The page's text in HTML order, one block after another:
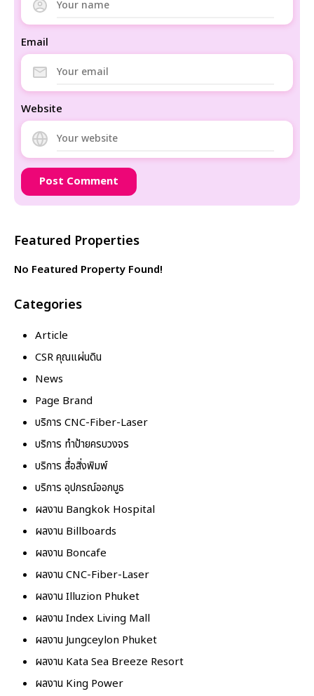
Email
Website
Featured Properties
No Featured Property Found!
Categories
Article
CSR คุณแผ่นดิน
News
Page Brand
บริการ CNC-Fiber-Laser
บริการ ทำป้ายครบวงจร
บริการ สื่อสิ่งพิมพ์
บริการ อุปกรณ์ออกบูธ
ผลงาน Bangkok Hospital
ผลงาน Billboards
ผลงาน Boncafe
ผลงาน CNC-Fiber-Laser
ผลงาน Illuzion Phuket
ผลงาน Index Living Mall
ผลงาน Jungceylon Phuket
ผลงาน Kata Sea Breeze Resort
ผลงาน King Power